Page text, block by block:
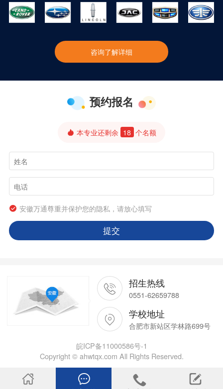
咨询了解详细
预约报名
本专业还剩余 18 个名额
安徽万通尊重并保护您的隐私，请放心填写
提交
招生热线
0551-62659788
学校地址
合肥市新站区学林路699号
皖ICP备11000586号-1
Copyright © ahwtqx.com All Rights Reserved.